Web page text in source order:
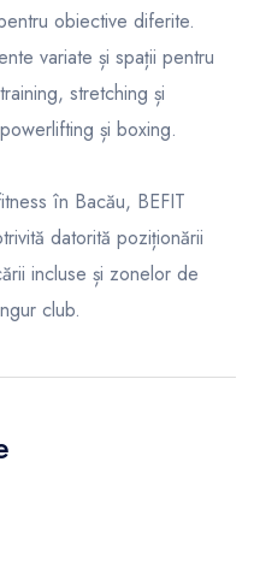
obiective diferite.
variate și spații pentru
stretching și
și boxing.
în Bacău, BEFIT
datorită poziționării
incluse și zonelor de
club.